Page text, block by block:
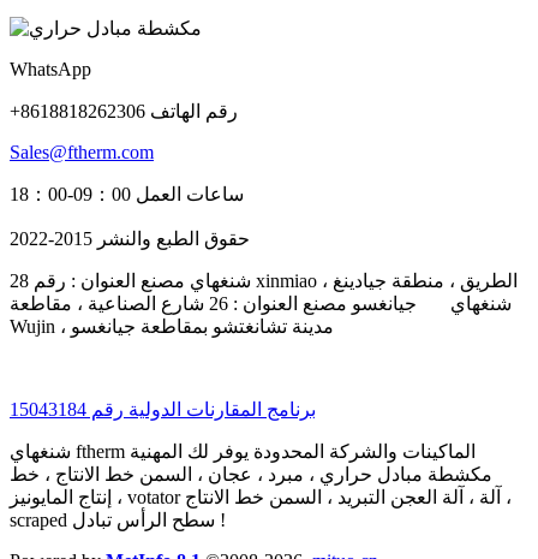
WhatsApp
+8618818262306 رقم الهاتف
Sales@ftherm.com
ساعات العمل 09：00-18：00
حقوق الطبع والنشر 2015-2022
شنغهاي مصنع العنوان : رقم 28 xinmiao الطريق ، منطقة جيادينغ ،
شنغهاي جيانغسو مصنع العنوان : 26 شارع الصناعية ، مقاطعة
Wujin ، مدينة تشانغتشو بمقاطعة جيانغسو
برنامج المقارنات الدولية رقم 15043184
شنغهاي ftherm الماكينات والشركة المحدودة يوفر لك المهنية
مكشطة مبادل حراري ، مبرد ، عجان ، السمن خط الانتاج ، خط
إنتاج المايونيز ، votator آلة ، آلة العجن التبريد ، السمن خط الانتاج ،
scraped سطح الرأس تبادل !